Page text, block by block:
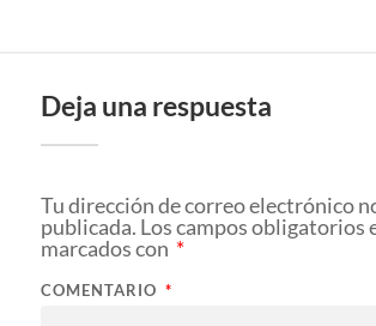
Deja una respuesta
Tu dirección de correo electrónico
publicada. Los campos obligatorios
marcados con *
COMENTARIO *